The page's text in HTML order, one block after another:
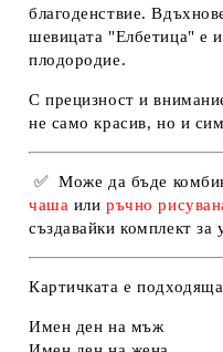
благоденствие.
шевицата "Елбетица" е
плодородие.
С прецизност и
не само красив, но и
✅ Може да бъде
чаша или ръчно
създавайки комплект за
Картичката е
Имен ден на мъж